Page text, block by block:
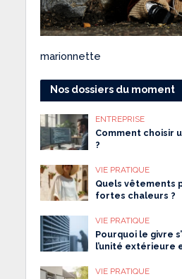
marionnette
Nos dossiers du moment
ENTREPRISE
Comment choisir
?
VIE PRATIQUE
Quels vêtements
fortes chaleurs ?
VIE PRATIQUE
Pourquoi le givre
l’unité extérieure
VIE PRATIQUE